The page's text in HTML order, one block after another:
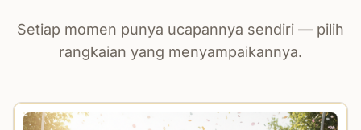
Setiap momen punya ucapannya sendiri — pilih
rangkaian yang menyampaikannya.